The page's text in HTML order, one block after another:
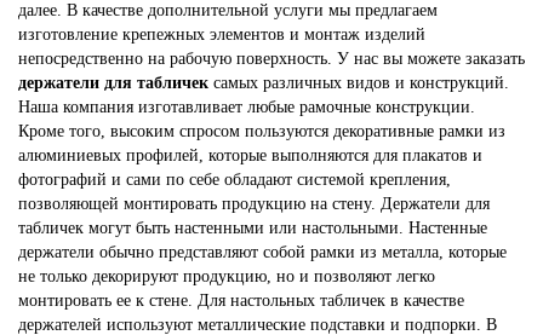
далее. В качестве дополнительной услуги мы предлагаем
изготовление крепежных элементов и монтаж изделий
непосредственно на рабочую поверхность. У нас вы можете заказать
держатели для табличек самых различных видов и конструкций.
Наша компания изготавливает любые рамочные конструкции.
Кроме того, высоким спросом пользуются декоративные рамки из
алюминиевых профилей, которые выполняются для плакатов и
фотографий и сами по себе обладают системой крепления,
позволяющей монтировать продукцию на стену. Держатели для
табличек могут быть настенными или настольными. Настенные
держатели обычно представляют собой рамки из металла, которые
не только декорируют продукцию, но и позволяют легко
монтировать ее к стене. Для настольных табличек в качестве
держателей используют металлические подставки и подпорки. В